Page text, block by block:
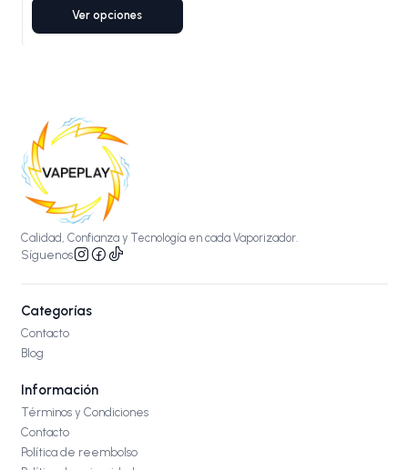
Ver opciones
Calidad, Confianza y Tecnología en cada Vaporizador.
Síguenos
Categorías
Contacto
Blog
Información
Términos y Condiciones
Contacto
Política de reembolso